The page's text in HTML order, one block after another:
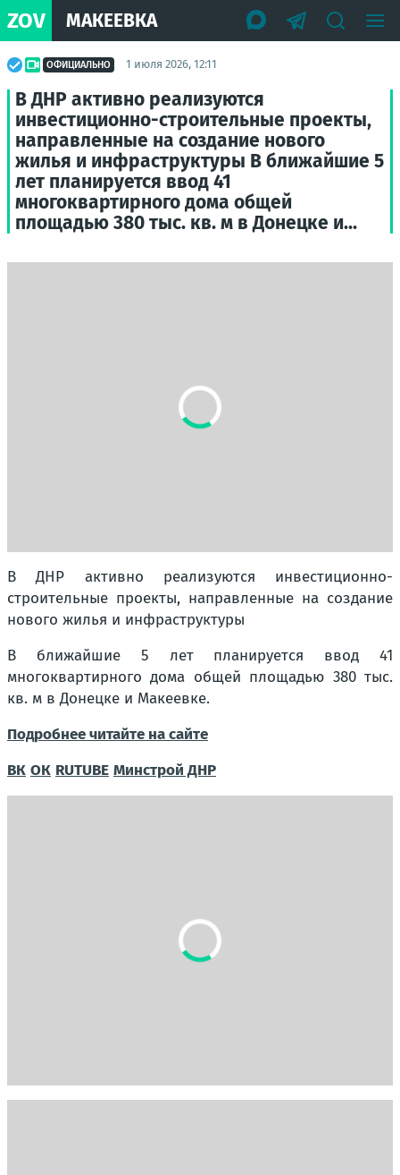
ZOV МАКЕЕВКА
ОФИЦИАЛЬНО 1 июля 2026, 12:11
В ДНР активно реализуются
инвестиционно-строительные проекты,
направленные на создание нового
жилья и инфраструктуры В ближайшие 5
лет планируется ввод 41
многоквартирного дома общей
площадью 380 тыс. кв. м в Донецке и...
В ДНР активно реализуются инвестиционно-
строительные проекты, направленные на создание
нового жилья и инфраструктуры
В ближайшие 5 лет планируется ввод 41
многоквартирного дома общей площадью 380 тыс.
кв. м в Донецке и Макеевке.
Подробнее читайте на сайте
ВК ОК RUTUBE Минстрой ДНР